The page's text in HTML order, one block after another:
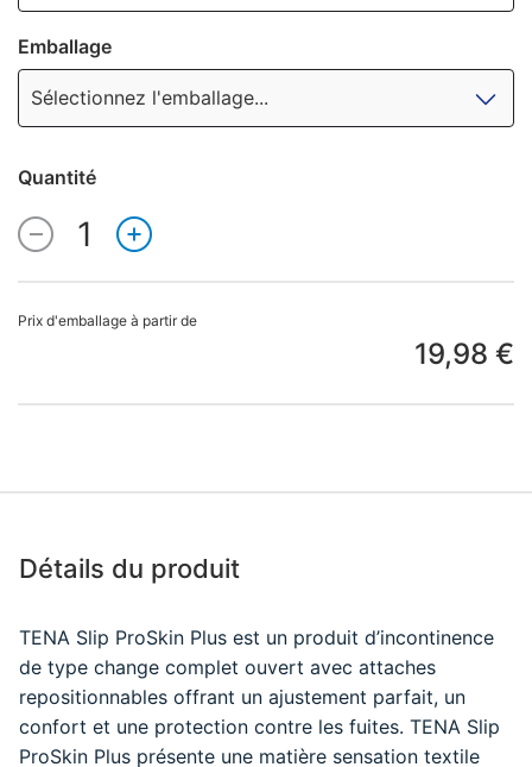
Emballage
Sélectionnez l'emballage...
Quantité
Quantité
1
Prix d'emballage à partir de
19,98 €
Détails du produit
TENA Slip ProSkin Plus est un produit d’incontinence
de type change complet ouvert avec attaches
repositionnables offrant un ajustement parfait, un
confort et une protection contre les fuites. TENA Slip
ProSkin Plus présente une matière sensation textile